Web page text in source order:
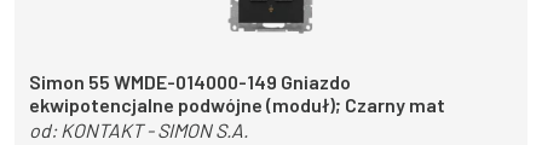
Simon 55 WMDE-014000-149 Gniazdo
ekwipotencjalne podwójne (moduł); Czarny mat
od: KONTAKT - SIMON S.A.